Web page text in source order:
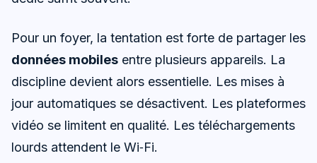
Pour un foyer, la tentation est forte de partager les
données mobiles entre plusieurs appareils. La
discipline devient alors essentielle. Les mises à
jour automatiques se désactivent. Les plateformes
vidéo se limitent en qualité. Les téléchargements
lourds attendent le Wi‑Fi.